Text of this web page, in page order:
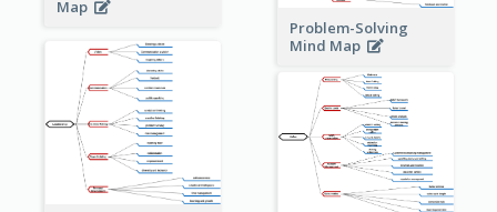
Map
Problem-Solving
Mind Map